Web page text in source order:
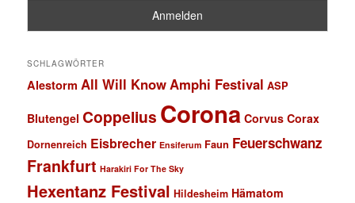
SCHLAGWÖRTER
Alestorm All Will Know Amphi Festival ASP
Blutengel Coppelius Corona Corvus Corax
Dornenreich Eisbrecher Ensiferum Faun Feuerschwanz
Frankfurt Harakiri For The Sky
Hexentanz Festival Hildesheim Hämatom